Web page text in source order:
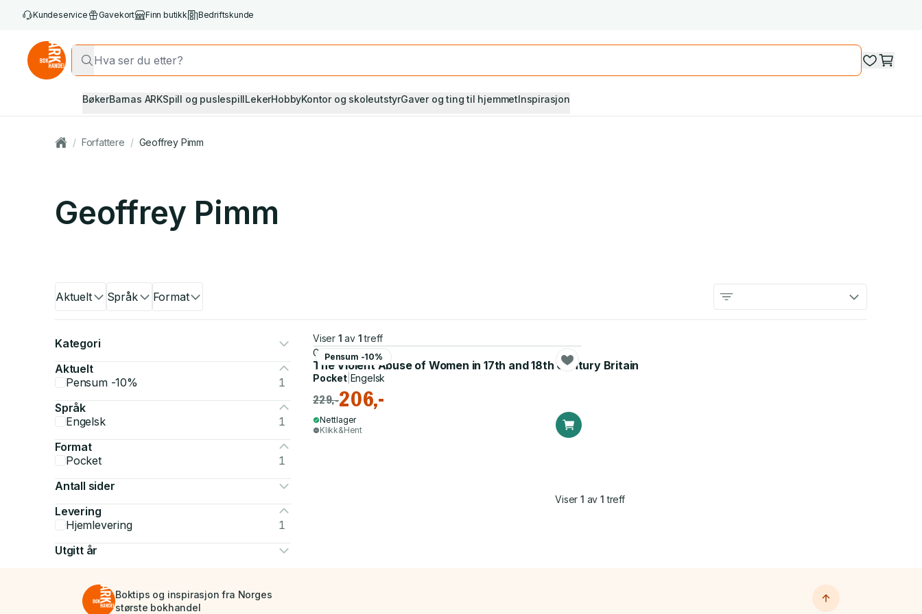
Kundeservice Gavekort Finn butikk Bedriftskunde
BøkerBarnas ARKSpill og puslespillLekerHobbyKontor og skoleutstyrGaver og ting til hjemmetInspirasjon
/ Forfattere / Geoffrey Pimm
Geoffrey Pimm
Aktuelt Språk Format
Kategori
Aktuelt
Pensum -10%
1
Språk
Engelsk
1
Format
Pocket
1
Antall sider
Levering
Hjemlevering
1
Utgitt år
Viser 1 av 1 treff
Pensum -10%
Geoffrey Pimm
The Violent Abuse of Women in 17th and 18th Century Britain
Pocket| Engelsk
229,-206,-
Nettlager
Klikk&Hent
Viser1 av 1 treff
Boktips og inspirasjon fra Norges
største bokhandel